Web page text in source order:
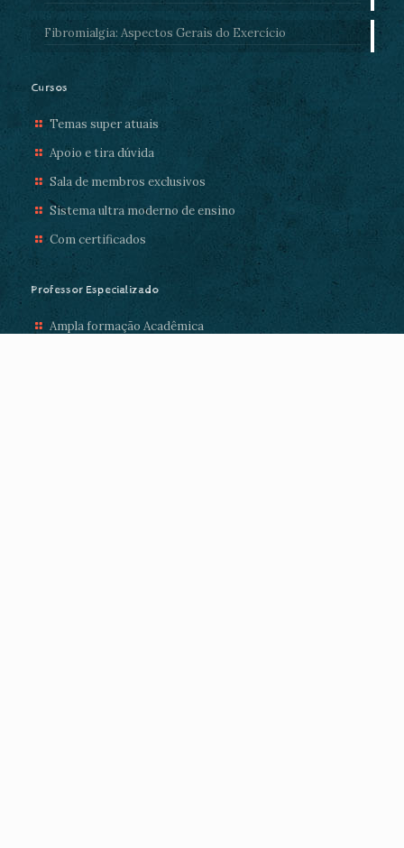
Fibromialgia: Aspectos Gerais do Exercício
Cursos
Temas super atuais
Apoio e tira dúvida
Sala de membros exclusivos
Sistema ultra moderno de ensino
Com certificados
Professor Especializado
Ampla formação Acadêmica